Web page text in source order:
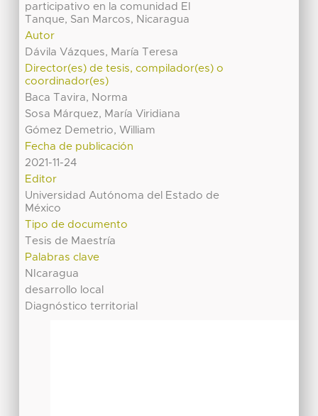
participativo en la comunidad El
Tanque, San Marcos, Nicaragua
Autor
Dávila Vázques, María Teresa
Director(es) de tesis, compilador(es) o
coordinador(es)
Baca Tavira, Norma
Sosa Márquez, María Viridiana
Gómez Demetrio, William
Fecha de publicación
2021-11-24
Editor
Universidad Autónoma del Estado de
México
Tipo de documento
Tesis de Maestría
Palabras clave
NIcaragua
desarrollo local
Diagnóstico territorial